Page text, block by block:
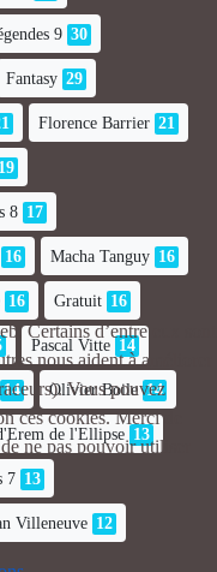
9 30
Fantasy 29
Florence Barrier 21
19
8 17
16 Macha Tanguy 16
16 Gratuit 16
Pascal Vitte 14
14 Olivier Boile 14
de l'Ellipse 13
7 13
Villeneuve 12
Certains d’entre eux sont
nous aident à améliorer
Vous pouvez
ces cookies. Merci de
ne pas pouvoir utiliser